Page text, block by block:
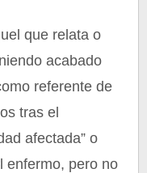
que relata o
acabado
referente de
tras el
afectada” o
enfermo, pero no